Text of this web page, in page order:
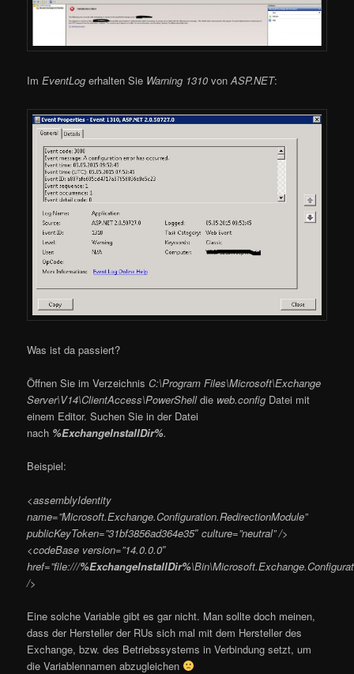
ImEventLog erhalten Sie Warning 1310 vonASP.NET:
Was ist da passiert?
Öffnen Sie im VerzeichnisC:\Program Files\Microsoft\Exchange
Server\V14\ClientAccess\PowerShelldie web.config Datei mit
einem Editor. Suchen Sie in der Datei
nach %ExchangeInstallDir%.
Beispiel:
<assemblyIdentity
name=”Microsoft.Exchange.Configuration.RedirectionModule”
publicKeyToken=”31bf3856ad364e35″ culture=”neutral” />
<codeBase version=”14.0.0.0″
href=”file:///%ExchangeInstallDir%
/>
Eine solche Variable gibt es gar nicht. Man sollte doch meinen,
dass der Hersteller der RUs sich mal mit dem Hersteller des
Exchange, bzw. des Betriebssystems in Verbindung setzt, um
die Variablennamen abzugleichen